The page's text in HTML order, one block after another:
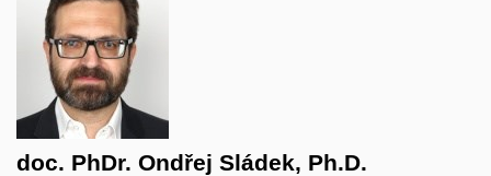
doc. PhDr. Ondřej Sládek, Ph.D.